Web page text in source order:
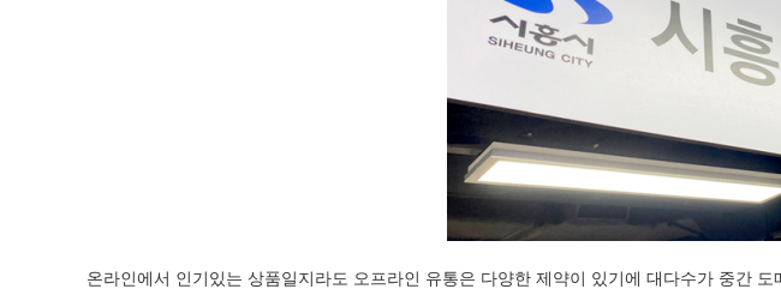
온라인에서 인기있는 상품일지라도 오프라인 유통은 다양한 제약이 있기에 대다수가 중간